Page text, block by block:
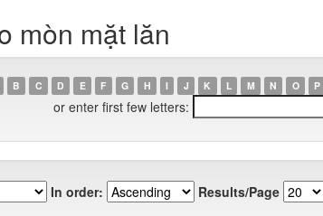
mòn mặt lăn
B C D E F G H I J K L M N O P
or enter first few letters:
In order: Results/Page